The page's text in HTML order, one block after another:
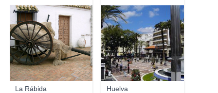
La Rábida
Antonio Alba
Huelva
Anónimo